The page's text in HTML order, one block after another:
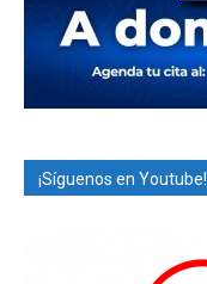
¡Síguenos en Youtube!